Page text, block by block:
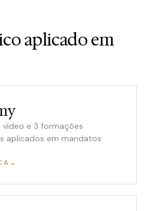
aplicado em
e 3 formações
aplicados em mandatos